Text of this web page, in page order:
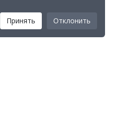
Принять Отклонить